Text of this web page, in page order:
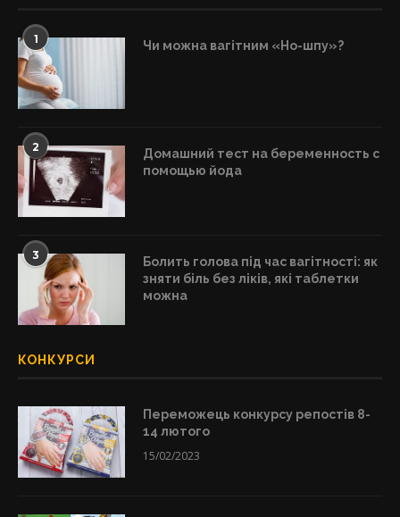
1 Чи можна вагітним «Но-шпу»?
2
Домашний тест на беременность с
помощью йода
3
Болить голова під час вагітності: як
зняти біль без ліків, які таблетки
можна
КОНКУРСИ
Переможець конкурсу репостів 8-
14 лютого
15/02/2023